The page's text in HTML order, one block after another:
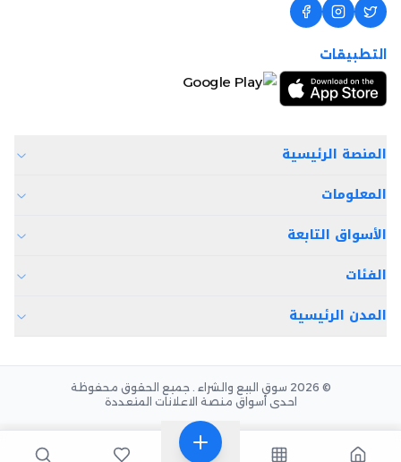
التطبيقات
المنصة الرئيسية
المعلومات
الأسواق التابعة
الفئات
المدن الرئيسية
© 2026 سوق البيع والشراء . جميع الحقوق محفوظة
احدى أسواق منصة الاعلانات المتعددة